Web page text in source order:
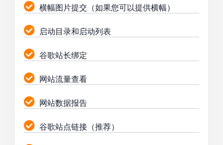
横幅图片提交（如果您可以提供横幅）
启动目录和启动列表
谷歌站长绑定
网站流量查看
网站数据报告
谷歌站点链接（推荐）